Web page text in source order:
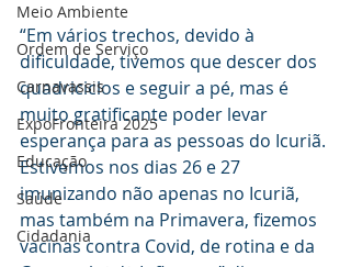
Meio Ambiente
Ordem de Serviço
Carnavassis
ExpoFronteira 2025
Educação
Saúde
Cidadania
“Em vários trechos, devido à
dificuldade, tivemos que descer dos
quadriciclos e seguir a pé, mas é
muito gratificante poder levar
esperança para as pessoas do Icuriã.
Estivemos nos dias 26 e 27
imunizando não apenas no Icuriã,
mas também na Primavera, fizemos
vacinas contra Covid, de rotina e da